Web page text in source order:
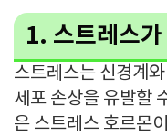
1. 스트레스
스트레스는 신경계
세포 손상을 유발할
은 스트레스 호르몬